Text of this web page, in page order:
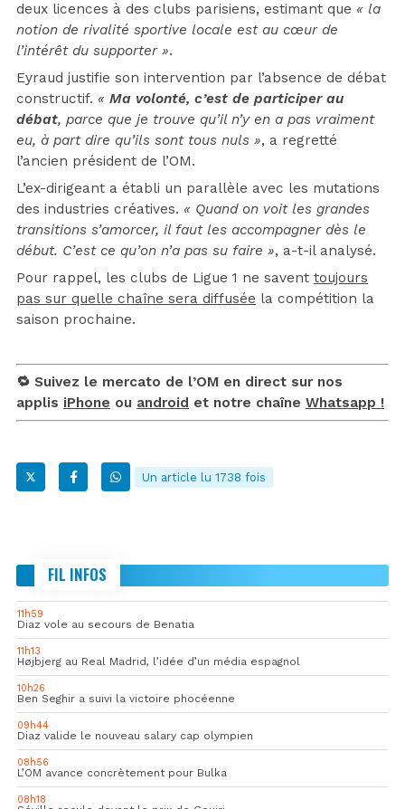
deux licences à des clubs parisiens, estimant que « la
notion de rivalité sportive locale est au cœur de
l’intérêt du supporter ».
Eyraud justifie son intervention par l’absence de débat
constructif. « Ma volonté, c’est de participer au
débat, parce que je trouve qu’il n’y en a pas vraiment
eu, à part dire qu’ils sont tous nuls », a regretté
l’ancien président de l’OM.
L’ex-dirigeant a établi un parallèle avec les mutations
des industries créatives. « Quand on voit les grandes
transitions s’amorcer, il faut les accompagner dès le
début. C’est ce qu’on n’a pas su faire », a-t-il analysé.
Pour rappel, les clubs de Ligue 1 ne savent toujours
pas sur quelle chaîne sera diffusée la compétition la
saison prochaine.
🔁 Suivez le mercato de l’OM en direct sur nos
applis iPhone ou android et notre chaîne Whatsapp !
Un article lu 1738 fois
FIL INFOS
11h59
Diaz vole au secours de Benatia
11h13
Højbjerg au Real Madrid, l’idée d’un média espagnol
10h26
Ben Seghir a suivi la victoire phocéenne
09h44
Diaz valide le nouveau salary cap olympien
08h56
L’OM avance concrètement pour Bulka
08h18